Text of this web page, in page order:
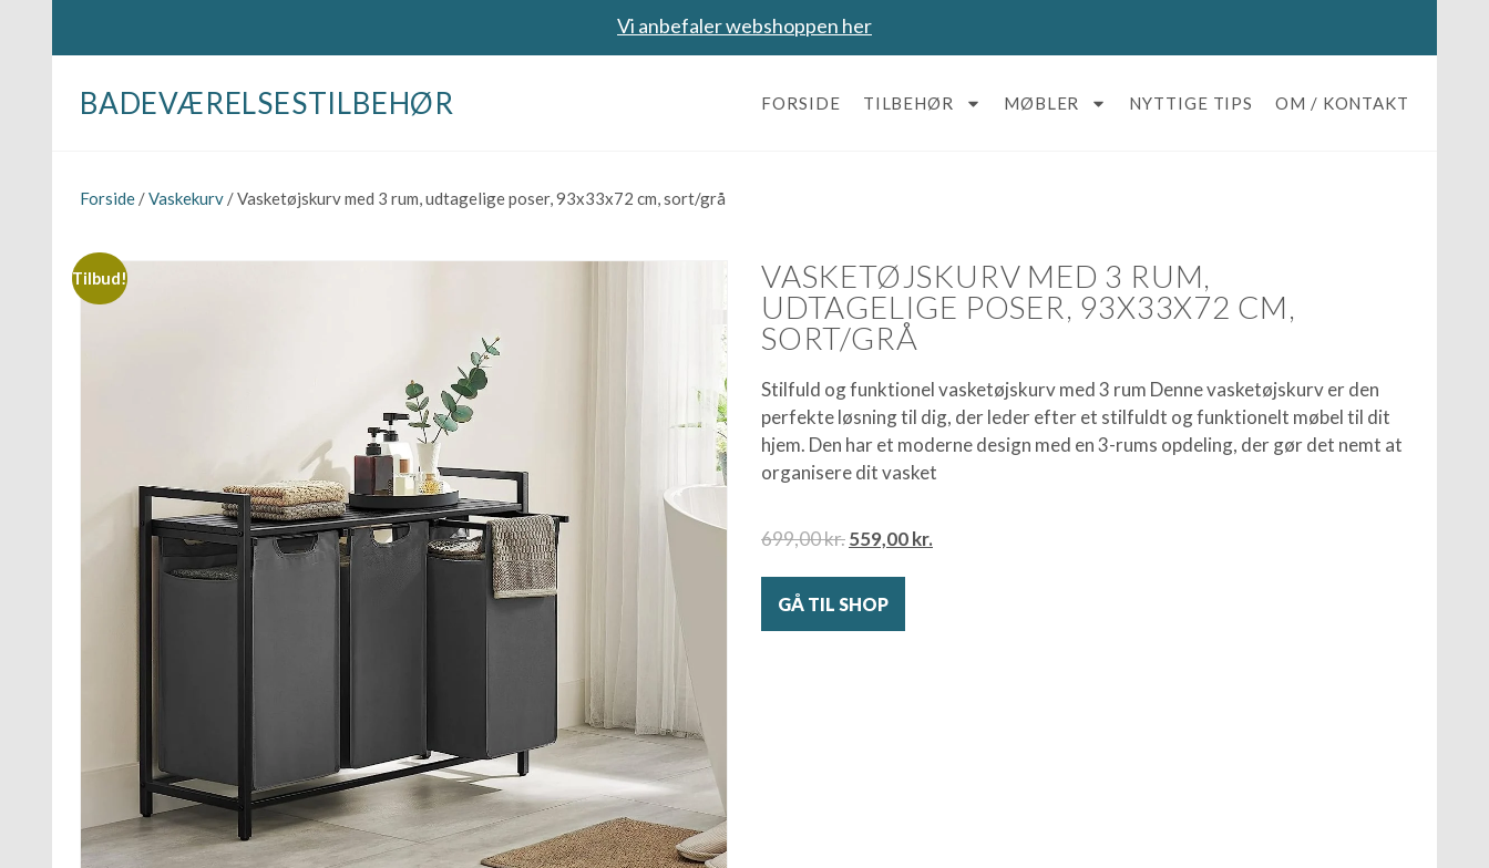
Vi anbefaler webshoppen her
BADEVÆRELSESTILBEHØR FORSIDE TILBEHØR MØBLER NYTTIGE TIPS OM / KONTAKT
Forside /Vaskekurv / Vasketøjskurv med 3 rum, udtagelige poser, 93x33x72 cm, sort/grå
Tilbud!
VASKETØJSKURV MED 3 RUM,
UDTAGELIGE POSER, 93X33X72 CM,
SORT/GRÅ
Stilfuld og funktionel vasketøjskurv med 3 rum Denne vasketøjskurv er den
perfekte løsning til dig, der leder efter et stilfuldt og funktionelt møbel til dit
hjem. Den har et moderne design med en 3-rums opdeling, der gør det nemt at
organisere dit vasket
699,00kr.559,00kr.
GÅ TIL SHOP